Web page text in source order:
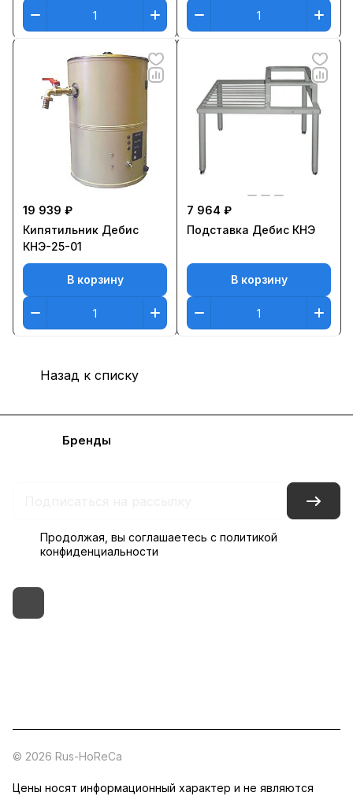
19 939 ₽
Кипятильник Дебис
КНЭ-25-01
В корзину
7 964 ₽
Подставка Дебис КНЭ
В корзину
Назад к списку
Бренды
Продолжая, вы соглашаетесь с политикой
конфиденциальности
© 2026 Rus-HoReCa
Цены носят информационный характер и не являются